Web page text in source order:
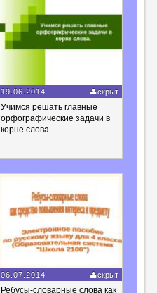
19.06.2014 скрыт
Учимся решать главные
орфографические задачи в
корне слова
06.07.2014 скрыт
Ребусы-словарные слова как